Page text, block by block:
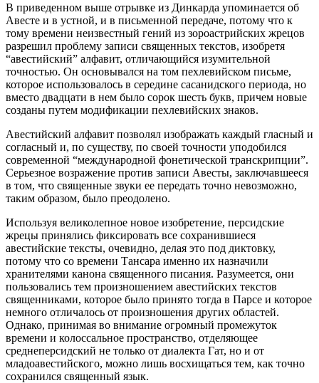
В приведенном выше отрывке из Динкарда упоминается об
Авесте и в устной, и в письменной передаче, потому что к
тому времени неизвестный гений из зороастрийских жрецов
разрешил проблему записи священных текстов, изобретя
“авестийский” алфавит, отличающийся изумительной
точностью. Он основывался на том пехлевийском письме,
которое использовалось в середине сасанидского периода, но
вместо двадцати в нем было сорок шесть букв, причем новые
созданы путем модификации пехлевийских знаков.
Авестийский алфавит позволял изображать каждый гласный и
согласный и, по существу, по своей точности уподобился
современной “международной фонетической транскрипции”.
Серьезное возражение против записи Авесты, заключавшееся
в том, что священные звуки ее передать точно невозможно,
таким образом, было преодолено.
Используя великолепное новое изобретение, персидские
жрецы принялись фиксировать все сохранившиеся
авестийские тексты, очевидно, делая это под диктовку,
потому что со времени Тансара именно их назначили
хранителями канона священного писания. Разумеется, они
пользовались тем произношением авестийских текстов
священниками, которое было принято тогда в Парсе и которое
немного отличалось от произношения других областей.
Однако, принимая во внимание огромный промежуток
времени и колоссальное пространство, отделяющее
среднеперсидский не только от диалекта Гат, но и от
младоавестийского, можно лишь восхищаться тем, как точно
сохранился священный язык.